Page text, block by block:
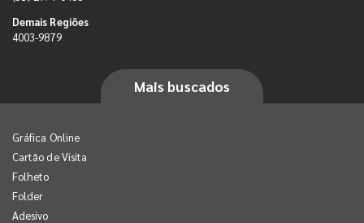
Demais Regiões
4003-9879
Mais buscados
Gráfica Online
Cartão de Visita
Folheto
Folder
Adesivo